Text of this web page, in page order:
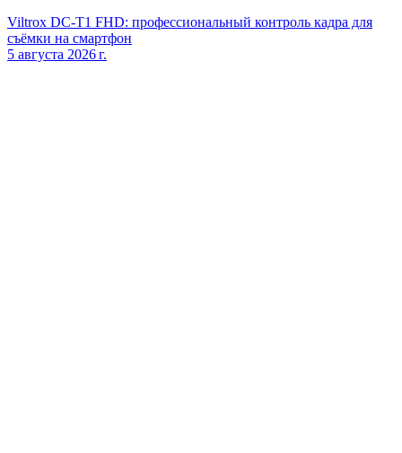
Viltrox DC‑T1 FHD: профессиональный контроль кадра для
съёмки на смартфон
5 августа 2026 г.